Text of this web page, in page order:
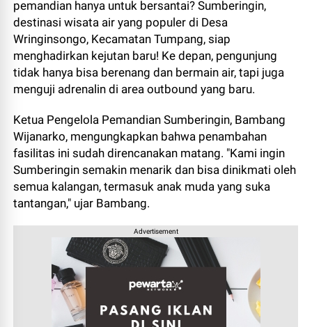
pemandian hanya untuk bersantai? Sumberingin,
destinasi wisata air yang populer di Desa
Wringinsongo, Kecamatan Tumpang, siap
menghadirkan kejutan baru! Ke depan, pengunjung
tidak hanya bisa berenang dan bermain air, tapi juga
menguji adrenalin di area outbound yang baru.
Ketua Pengelola Pemandian Sumberingin, Bambang
Wijanarko, mengungkapkan bahwa penambahan
fasilitas ini sudah direncanakan matang. "Kami ingin
Sumberingin semakin menarik dan bisa dinikmati oleh
semua kalangan, termasuk anak muda yang suka
tantangan," ujar Bambang.
Advertisement